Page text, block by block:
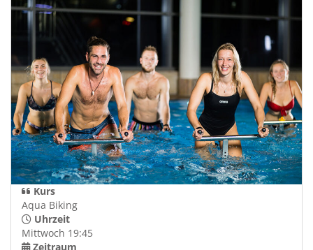
Kurs
Aqua Biking
Uhrzeit
Mittwoch 19:45
Zeitraum